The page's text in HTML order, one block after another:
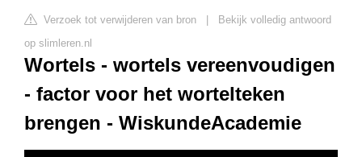
Verzoek tot verwijderen van bron
Bekijk volledig antwoord
op slimleren.nl
Wortels - wortels vereenvoudigen
- factor voor het wortelteken
brengen - WiskundeAcademie